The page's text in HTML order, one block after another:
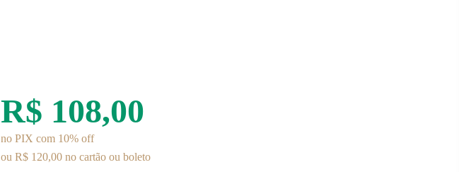
R$ 108,00
no PIX com 10% off
ou R$ 120,00 no cartão ou boleto